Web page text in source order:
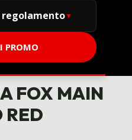
regolamento
PROMO
FOX MAIN
RED